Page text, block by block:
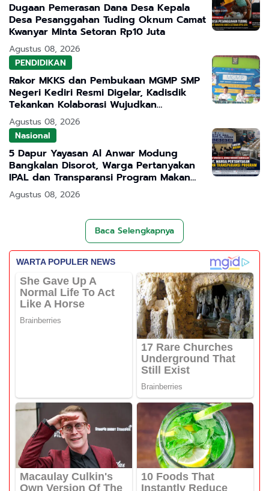
Dugaan Pemerasan Dana Desa Kepala
Desa Pesanggahan Tuding Oknum Camat
Kwanyar Minta Setoran Rp10 Juta
Agustus 08, 2026
PENDIDIKAN
Rakor MKKS dan Pembukaan MGMP SMP
Negeri Kediri Resmi Digelar, Kadisdik
Tekankan Kolaborasi Wujudkan
Pendidikan Bermutu
Agustus 08, 2026
Nasional
5 Dapur Yayasan Al Anwar Modung
Bangkalan Disorot, Warga Pertanyakan
IPAL dan Transparansi Program Makan
Bergizi Gratis
Agustus 08, 2026
Baca Selengkapnya